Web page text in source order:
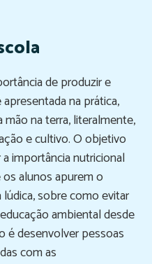
de produzir e
na prática,
na terra, literalmente,
e cultivo. O objetivo
importância nutricional
alunos apurem o
sobre como evitar
ambiental desde
é desenvolver pessoas
com as